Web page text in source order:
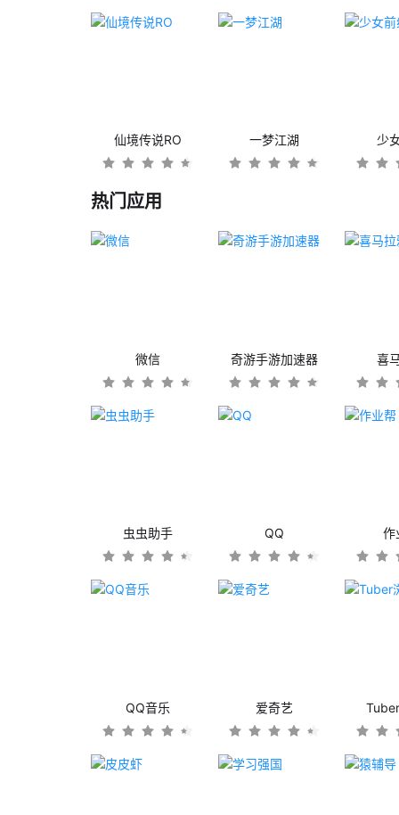
仙境传说RO 一梦江湖 少
热门应用
微信 奇游手游加速器 喜
虫虫助手 QQ 作
QQ音乐 爱奇艺